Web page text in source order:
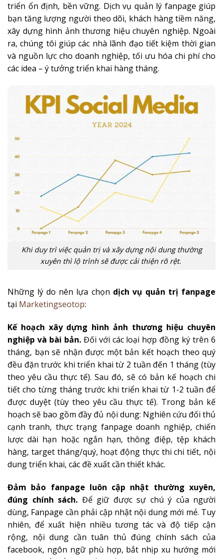
triển ổn định, bền vững. Dịch vụ quản lý fanpage giúp
bạn tăng lượng người theo dõi, khách hàng tiềm năng,
xây dựng hình ảnh thương hiệu chuyên nghiệp. Ngoài
ra, chúng tôi giúp các nhà lãnh đạo tiết kiệm thời gian
và nguồn lực cho doanh nghiệp, tối ưu hóa chi phí cho
các idea – ý tưởng triển khai hàng tháng.
Khi duy trì việc quản trị và xây dựng nội dung thường
xuyên thì lộ trình sẽ được cải thiện rõ rệt.
Những lý do nên lựa chọn dịch vụ quản trị fanpage
tại Marketingseotop:
Kế hoạch xây dựng hình ảnh thương hiệu chuyên
nghiệp và bài bản.Đối với các loại hợp đồng ký trên 6
tháng, bạn sẽ nhận được một bản kết hoạch theo quý
đều đặn trước khi triển khai từ 2 tuần đến 1 tháng (tùy
theo yêu cầu thực tế). Sau đó, sẽ có bản kế hoạch chi
tiết cho từng tháng trước khi triển khai từ 1-2 tuần để
được duyệt (tùy theo yêu cầu thực tế). Trong bản kế
hoạch sẽ bao gồm đầy đủ nội dung: Nghiên cứu đối thủ
cạnh tranh, thực trạng fanpage doanh nghiệp, chiến
lược dài hạn hoặc ngắn hạn, thông điệp, tệp khách
hàng, target tháng/quý, hoạt động thực thi chi tiết, nội
dung triển khai, các đề xuất cần thiết khác.
Đảm bảo fanpage luôn cập nhật thường xuyên,
đúng chính sách. Để giữ được sự chú ý của người
dùng, Fanpage cần phải cập nhật nội dung mới mẻ. Tuy
nhiên, để xuất hiện nhiều tương tác và độ tiếp cận
rộng, nội dung cần tuân thủ đúng chính sách của
facebook, ngôn ngữ phù hợp, bắt nhịp xu hướng mới